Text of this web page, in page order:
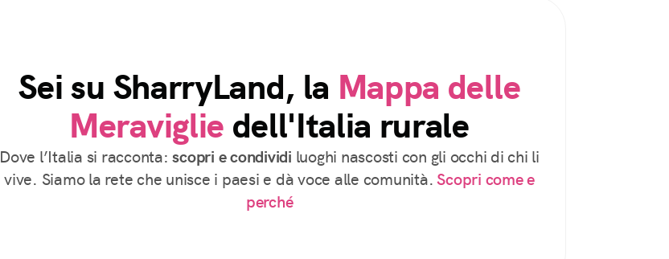
Sei su SharryLand, la Mappa delle
Meraviglie dell'Italia rurale
Dove l’Italia si racconta:scopri e condividi luoghi nascosti con gli occhi di chi li
vive. Siamo la rete che unisce i paesi e dà voce alle comunità. Scopri come e
perché